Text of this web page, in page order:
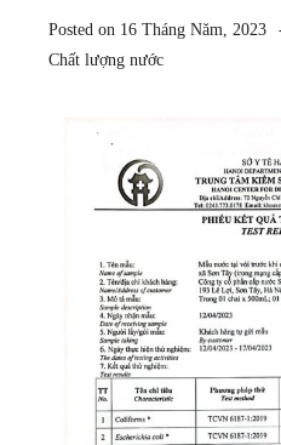
Posted on 16 Tháng Năm, 2023
Chất lượng nước